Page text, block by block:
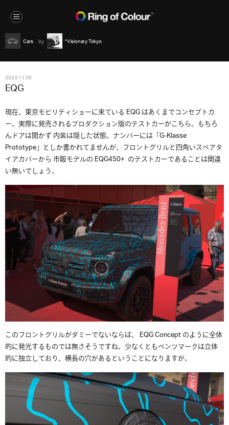
Cars *Visionary Tokyo
2023.11.05
EQG
現在、東京モビリティショーに来ている EQG はあくまでコンセプトカ
ー。実際に発売されるプロダクション版のテストカーがこちら。もちろ
んドアは開かず 内装は隠した状態。ナンバーには「G-Klasse
Prototype」としか書かれてませんが、フロントグリルと四角いスペアタ
イアカバーから 市販モデルの EQG450+ のテストカーであることは間違
い無いでしょう。
このフロントグリルがダミーでないならば、 EQG Concept のように全体
的に発光するものでは無さそうですね。少なくともベンツマークは立体
的に独立しており、横長の穴があるということになりますが。